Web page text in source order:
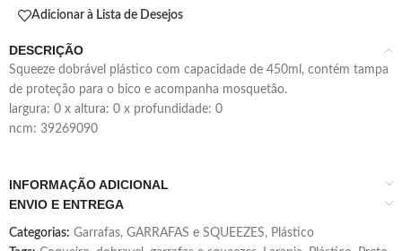
Adicionar à Lista de Desejos
DESCRIÇÃO
squeeze dobrável plástico com capacidade de 450ml, contém tampa
de proteção para o bico e acompanha mosquetão.
largura: 0 x altura: 0 x profundidade: 0
ncm: 39269090
INFORMAÇÃO ADICIONAL
ENVIO E ENTREGA
Categorias: Garrafas, GARRAFAS e SQUEEZES, Plástico